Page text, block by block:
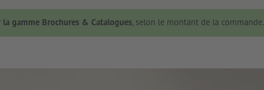
la gamme Brochures & Catalogues, selon le montant de la commande.